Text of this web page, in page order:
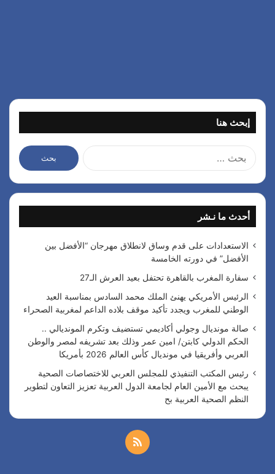
إبحث هنا
ح
ث
ن
:
أحدث ما نـشر
الاستعدادات على قدم وساق لانطلاق مهرجان “الأفضل بين
الأفضل” في دورته الخامسة
سفارة المغرب بالقاهرة تحتفل بعيد العرش الـ27
الرئيس الأمريكي يهنئ الملك محمد السادس بمناسبة العيد
الوطني للمغرب ويجدد تأكيد موقف بلاده الداعم لمغربية الصحراء
صالة مونديال وجولي أكاديمي تستضيف وتكرم المونديالي ..
الحكم الدولي كابتن/ امين عمر وذلك بعد تشريفه لمصر والوطن
العربي وأفريقيا في مونديال كأس العالم 2026 بأمريكا
رئيس المكتب التنفيذي للمجلس العربي للاختصاصات الصحية
يبحث مع الأمين العام لجامعة الدول العربية تعزيز التعاون لتطوير
النظم الصحية العربية بح